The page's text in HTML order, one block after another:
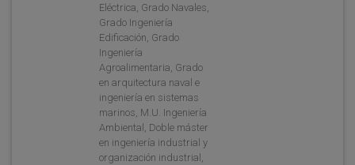
Eléctrica, Grado Navales,
Grado Ingeniería
Edificación, Grado
Ingeniería
Agroalimentaria, Grado
en arquitectura naval e
ingeniería en sistemas
marinos, M.U. Ingeniería
Ambiental, Doble máster
en ingeniería industrial y
organización industrial,